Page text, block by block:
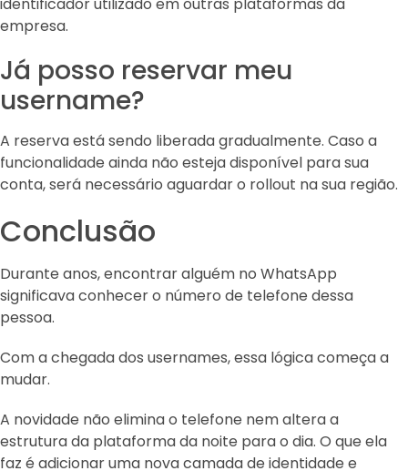
empresa.
Já posso reservar meu
username?
A reserva está sendo liberada gradualmente. Caso a
funcionalidade ainda não esteja disponível para sua
conta, será necessário aguardar o rollout na sua região.
Conclusão
Durante anos, encontrar alguém no WhatsApp
significava conhecer o número de telefone dessa
pessoa.
Com a chegada dos usernames, essa lógica começa a
mudar.
A novidade não elimina o telefone nem altera a
estrutura da plataforma da noite para o dia. O que ela
faz é adicionar uma nova camada de identidade e